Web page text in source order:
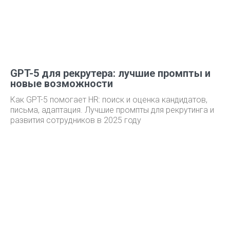
GPT-5 для рекрутера: лучшие промпты и
новые возможности
Как GPT-5 помогает HR: поиск и оценка кандидатов,
письма, адаптация. Лучшие промпты для рекрутинга и
развития сотрудников в 2025 году